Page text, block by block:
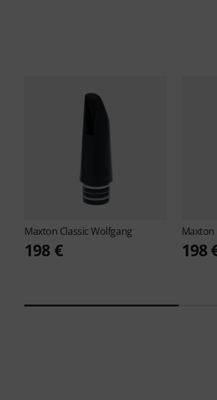
Maxton Classic Wolfgang
198 €
Maxton
198